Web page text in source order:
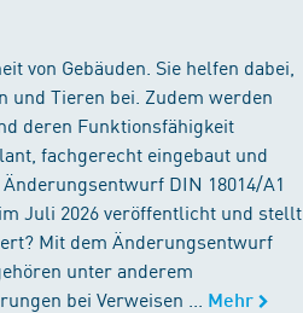
von Gebäuden. Sie helfen dabei,
und Tieren bei. Zudem werden
deren Funktionsfähigkeit
fachgerecht eingebaut und
DIN 18014/A1
Juli 2026 veröffentlicht und stellt
Mit dem Änderungsentwurf
unter anderem
bei Verweisen ...
Mehr